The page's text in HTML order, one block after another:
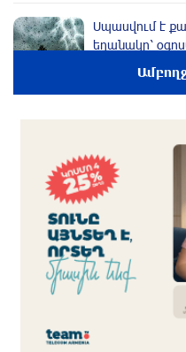
Սպասվում է
եղանակը՝
կրակն ու
կիլոմետրից
Հնդկաստանի
քննարկել են
իրավիճակը